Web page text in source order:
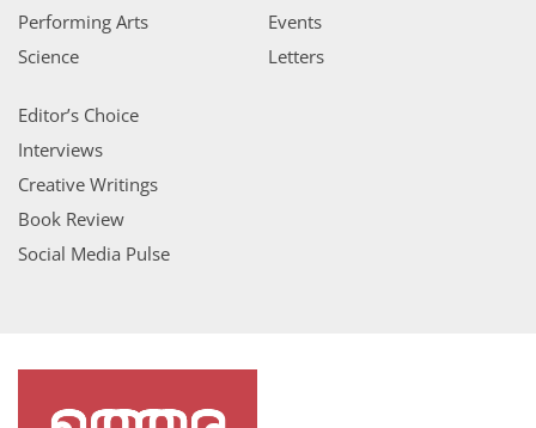
Performing Arts
Science
Events
Letters
Editor’s Choice
Interviews
Creative Writings
Book Review
Social Media Pulse